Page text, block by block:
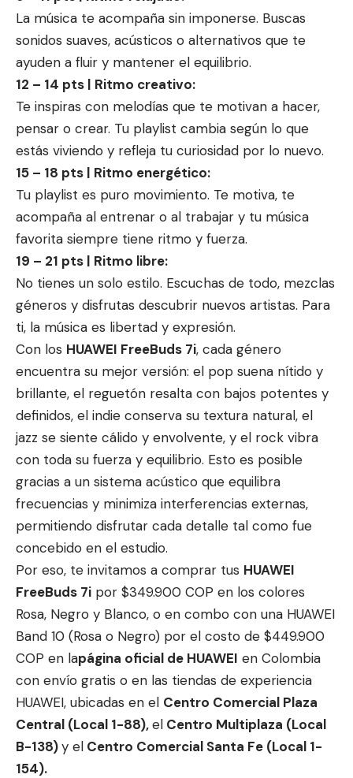
La música te acompaña sin imponerse. Buscas
sonidos suaves, acústicos o alternativos que te
ayuden a fluir y mantener el equilibrio.
12 – 14 pts | Ritmo creativo:
Te inspiras con melodías que te motivan a hacer,
pensar o crear. Tu playlist cambia según lo que
estás viviendo y refleja tu curiosidad por lo nuevo.
15 – 18 pts | Ritmo energético:
Tu playlist es puro movimiento. Te motiva, te
acompaña al entrenar o al trabajar y tu música
favorita siempre tiene ritmo y fuerza.
19 – 21 pts | Ritmo libre:
No tienes un solo estilo. Escuchas de todo, mezclas
géneros y disfrutas descubrir nuevos artistas. Para
ti, la música es libertad y expresión.
Con los HUAWEI FreeBuds 7i, cada género
encuentra su mejor versión: el pop suena nítido y
brillante, el reguetón resalta con bajos potentes y
definidos, el indie conserva su textura natural, el
jazz se siente cálido y envolvente, y el rock vibra
con toda su fuerza y equilibrio. Esto es posible
gracias a un sistema acústico que equilibra
frecuencias y minimiza interferencias externas,
permitiendo disfrutar cada detalle tal como fue
concebido en el estudio.
Por eso, te invitamos a comprar tus HUAWEI
FreeBuds 7i por $349.900 COP en los colores
Rosa, Negro y Blanco, o en combo con una HUAWEI
Band 10 (Rosa o Negro) por el costo de $449.900
COP en lapágina oficial de HUAWEI en Colombia
con envío gratis o en las tiendas de experiencia
HUAWEI, ubicadas en el Centro Comercial Plaza
Central (Local 1-88),el Centro Multiplaza (Local
B-138)y el Centro Comercial Santa Fe (Local 1-
154).